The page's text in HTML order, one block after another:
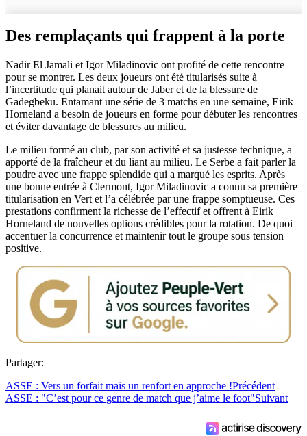
Des remplaçants qui frappent à la porte
Nadir El Jamali et Igor Miladinovic ont profité de cette rencontre
pour se montrer. Les deux joueurs ont été titularisés suite à
l’incertitude qui planait autour de Jaber et de la blessure de
Gadegbeku. Entamant une série de 3 matchs en une semaine, Eirik
Horneland a besoin de joueurs en forme pour débuter les rencontres
et éviter davantage de blessures au milieu.
Le milieu formé au club, par son activité et sa justesse technique, a
apporté de la fraîcheur et du liant au milieu. Le Serbe a fait parler la
poudre avec une frappe splendide qui a marqué les esprits. Après
une bonne entrée à Clermont, Igor Miladinovic a connu sa première
titularisation en Vert et l’a célébrée par une frappe somptueuse. Ces
prestations confirment la richesse de l’effectif et offrent à Eirik
Horneland de nouvelles options crédibles pour la rotation. De quoi
accentuer la concurrence et maintenir tout le groupe sous tension
positive.
Partager:
ASSE : Vers un forfait mais un renfort en approche !Précédent
ASSE : "C’est pour ce genre de match que j’aime le foot"Suivant